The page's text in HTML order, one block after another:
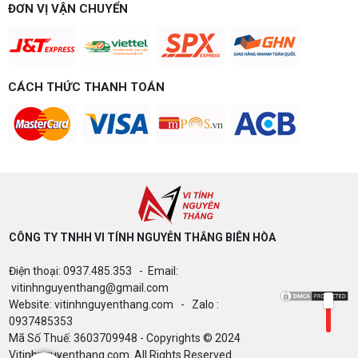
theo đúng ngân sách.
Build PC Gaming theo ngân sách từ 10
Build PC gaming theo ngân sách từ 10-40 triệu:
Intel/AMD và tránh sai tương thích. Tư vấn miễn
phí tại Vi tính Nguyễn Thắng.
PLUS – NHẬN VOUCHER ĐẾN 800K
quyền ( Vi tính Nguyễn Thắng)
Bảng giá Cài Đặt WinDow Trial Phần
ĐƠN VỊ VẬN CHUYỂN
CÁCH THỨC THANH TOÁN
CÔNG TY TNHH VI TÍNH NGUYỄN THẮNG BIÊN HÒA​
Điện thoại: 0937.485.353 - Email:
vitinhnguyenthang@gmail.com
Website: vitinhnguyenthang.com - Zalo :
0937485353
Mã Số Thuế: 3603709948 - Copyrights © 2024
Vitinhnguyenthang.com. All Rights Reserved